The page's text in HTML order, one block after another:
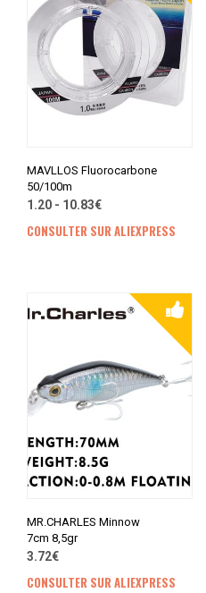
MAVLLOS Fluorocarbone
50/100m
1.20 - 10.83€
CONSULTER SUR ALIEXPRESS
MR.CHARLES Minnow
7cm 8,5gr
3.72€
CONSULTER SUR ALIEXPRESS